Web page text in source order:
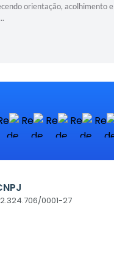
orientação, acolhimento e
0001-27